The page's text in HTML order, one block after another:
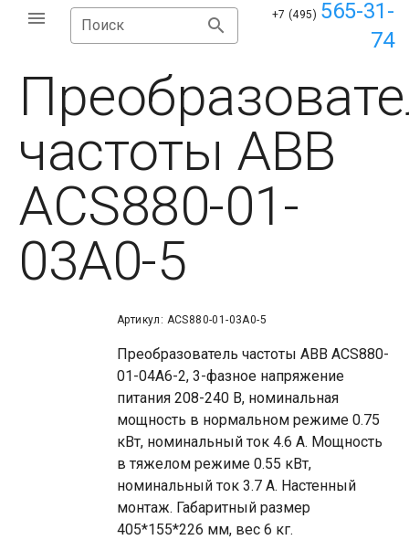
Поиск
+7 (495) 565-31-
74
частоты ABB
ACS880-01-
03A0-5
Артикул: ACS880-01-03A0-5
Преобразователь частоты ABB ACS880-
01-04A6-2, 3-фазное напряжение
питания 208-240 В, номинальная
мощность в нормальном режиме 0.75
кВт, номинальный ток 4.6 А. Мощность
в тяжелом режиме 0.55 кВт,
номинальный ток 3.7 А. Настенный
монтаж. Габаритный размер
405*155*226 мм, вес 6 кг.